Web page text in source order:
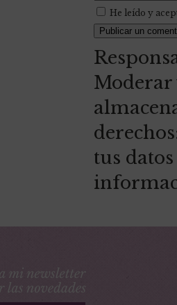
He leído y
Moderar
tus